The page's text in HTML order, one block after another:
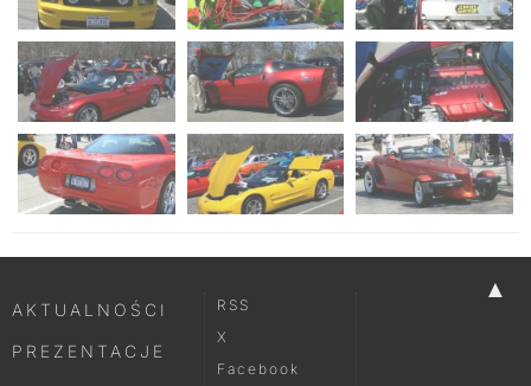
▲
AKTUALNOŚCI
PREZENTACJE
RSS
X
Facebook